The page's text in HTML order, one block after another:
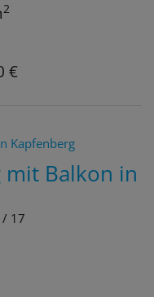
2
€
Balkon in
/ 17